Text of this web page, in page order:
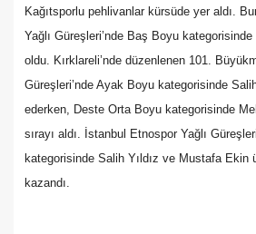
Kağıtsporlu pehlivanlar kürsüde yer aldı.
Yağlı Güreşleri’nde Baş Boyu
oldu. Kırklareli’nde düzenlenen 101.
Güreşleri’nde Ayak Boyu kategorisinde
ederken, Deste Orta Boyu kategorisinde
sırayı aldı. İstanbul Etnospor Yağlı
kategorisinde Salih Yıldız ve Mustafa Ekin
kazandı.